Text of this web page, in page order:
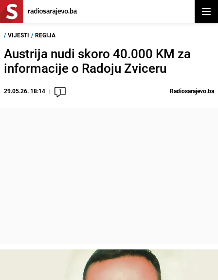
/ VIJESTI / REGIJA
Austrija nudi skoro 40.000 KM za
informacije o Radoju Zviceru
29.05.26. 18:14 1 Radiosarajevo.ba